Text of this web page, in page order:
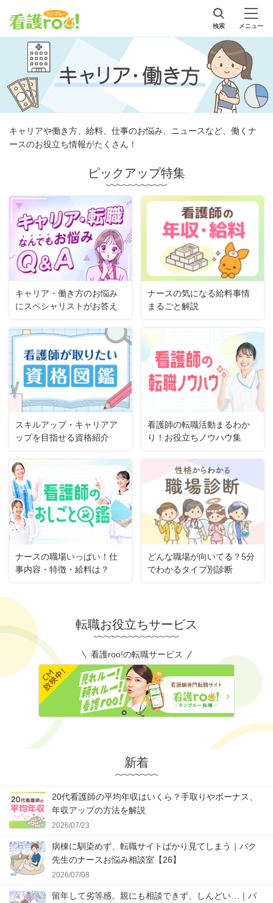
検索 メニュー
キャリアや働き方、給料、仕事のお悩み、ニュースなど、働くナ
ースのお役立ち情報がたくさん！
ピックアップ特集
キャリア・働き方のお悩み
にスペシャリストがお答え
ナースの気になる給料事情
まるごと解説
スキルアップ・キャリアア
ップを目指せる資格紹介
看護師の転職活動まるわか
り！お役立ちノウハウ集
ナースの職場いっぱい！仕
事内容・特徴・給料は？
どんな職場が向いてる？5分
でわかるタイプ別診断
転職お役立ちサービス
看護roo!の転職サービス
新着
20代看護師の平均年収はいくら？手取りやボーナス、
年収アップの方法を解説
2026/07/23
病棟に馴染めず、転職サイトばかり見てしまう｜バク
先生のナースお悩み相談室【26】
2026/07/08
留年して劣等感。親にも相談できず、しんどい…｜バ